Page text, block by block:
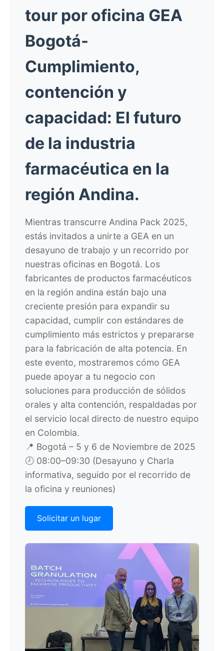
tour por oficina GEA
Bogotá-
Cumplimiento,
contención y
capacidad: El futuro
de la industria
farmacéutica en la
región Andina.
Mientras transcurre Andina Pack 2025,
estás invitados a unirte a GEA en un
desayuno de trabajo y un recorrido por
nuestras oficinas en Bogotá. Los
fabricantes de productos farmacéuticos
en la región andina están bajo una
creciente presión para expandir su
capacidad, cumplir con estándares de
cumplimiento más estrictos y prepararse
para la fabricación de alta potencia. En
este evento, mostraremos cómo GEA
puede apoyar a tu negocio con
soluciones para producción de sólidos
orales y alta contención, respaldadas por
el servicio local directo de nuestro equipo
en Colombia.
📍 Bogotá – 5 y 6 de Noviembre de 2025
🕗 08:00–09:30 (Desayuno y Charla
informativa, seguido por el recorrido de
la oficina y reuniones)
Solicitar un lugar